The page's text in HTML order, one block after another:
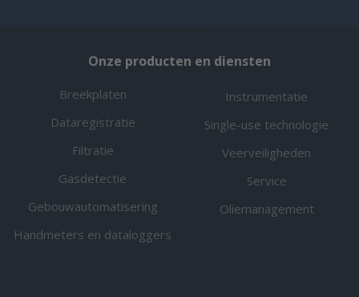
Onze producten en diensten
Breekplaten
Dataregistratie
Filtratie
Gasdetectie
Gebouwautomatisering
Handmeters en dataloggers
Instrumentatie
Single-use technologie
Veerveiligheden
Service
Oliemanagement